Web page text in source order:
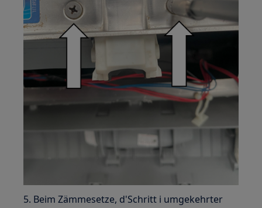
5. Beim Zämmesetze, d'Schritt i umgekehrter